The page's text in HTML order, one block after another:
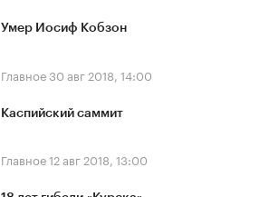
Умер Иосиф Кобзон
Главное30 авг 2018, 14:00
Каспийский саммит
Главное12 авг 2018, 13:00